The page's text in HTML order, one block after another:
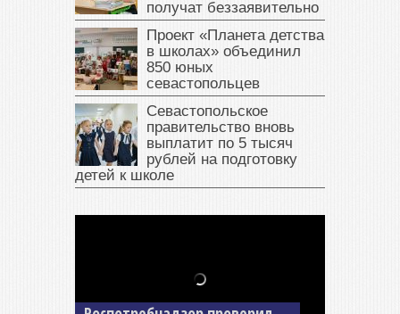
получат беззаявительно
Проект «Планета детства
в школах» объединил
850 юных
севастопольцев
Севастопольское
правительство вновь
выплатит по 5 тысяч
рублей на подготовку
детей к школе
В Крыму у жителя Саки
изъяли автомобиль —